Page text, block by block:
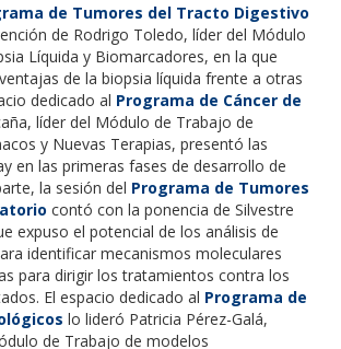
de Tumores del Tracto Digestivo
de Rodrigo Toledo, líder del Módulo
Líquida y Biomarcadores, en la que
de la biopsia líquida frente a otras
dedicado al Programa de Cáncer de
líder del Módulo de Trabajo de
y Nuevas Terapias, presentó las
en las primeras fases de desarrollo de
la sesión del Programa de Tumores
contó con la ponencia de Silvestre
expuso el potencial de los análisis de
identificar mecanismos moleculares
para dirigir los tratamientos contra los
El espacio dedicado al Programa de
lo lideró Patricia Pérez-Galá,
de Trabajo de modelos